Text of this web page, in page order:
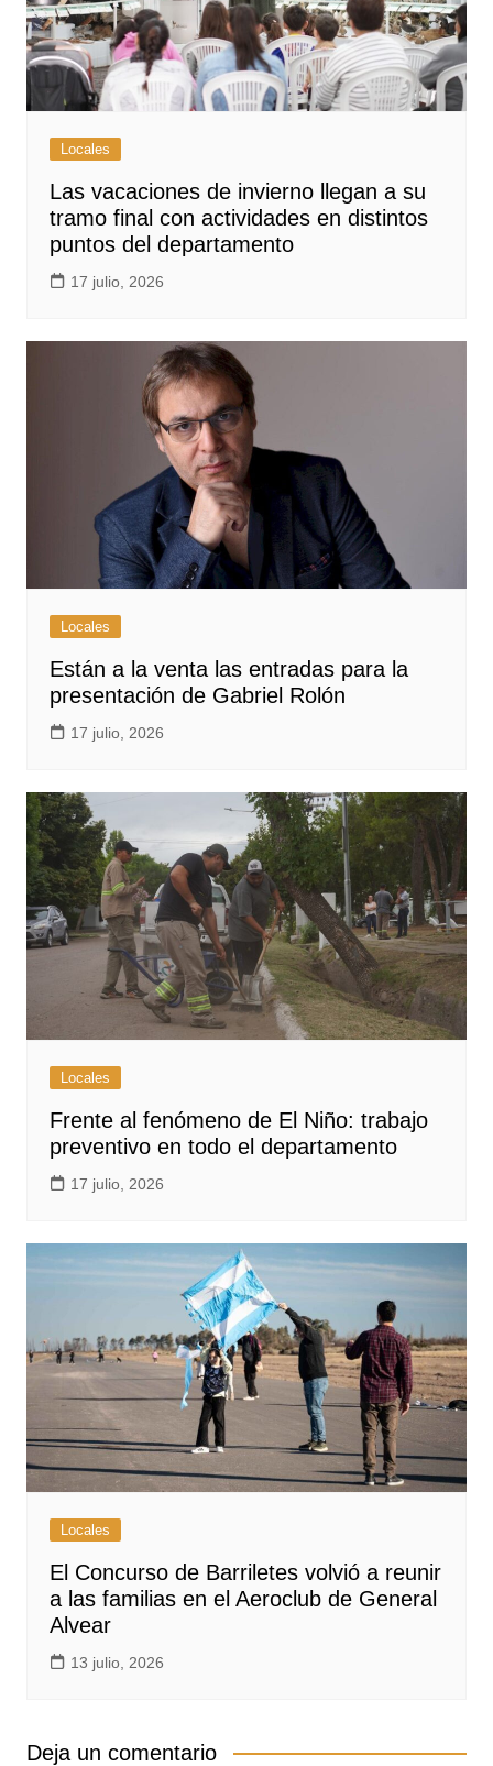
Locales
Las vacaciones de invierno llegan a su
tramo final con actividades en distintos
puntos del departamento
17 julio, 2026
Locales
Están a la venta las entradas para la
presentación de Gabriel Rolón
17 julio, 2026
Locales
Frente al fenómeno de El Niño: trabajo
preventivo en todo el departamento
17 julio, 2026
Locales
El Concurso de Barriletes volvió a reunir
a las familias en el Aeroclub de General
Alvear
13 julio, 2026
Deja un comentario